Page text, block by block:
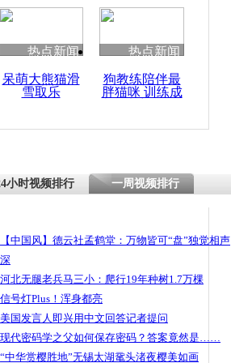
清明祭英烈 哀思悼忠
黑中介雇“演员”表演殴
热点新闻
呆萌大熊猫滑
雪取乐
热点新闻
狗教练陪伴最
胖猫咪 训练成
小时视频排行 一周视频排行
【中国风】德云社孟鹤堂：万物皆可“盘”独觉相声
深
河北无腿老兵马三小：爬行19年种树1.7万棵
信号灯Plus！浑身都亮
美国发言人即兴用中文回答记者提问
现代密码学之父如何保存密码？答案竟然是……
“中华赏樱胜地”无锡太湖鼋头渚夜樱美如画